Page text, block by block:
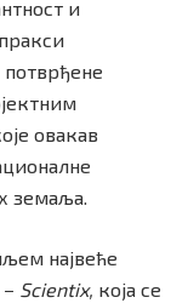
и
овакав
земаља.
највеће
Scientix, која се